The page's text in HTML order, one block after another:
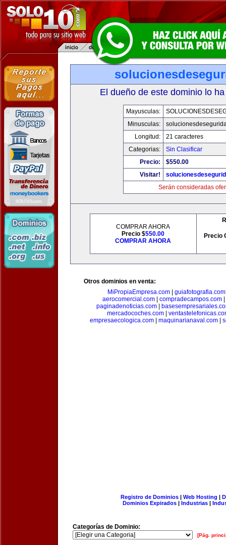
El dueño de este dominio lo
Mayusculas:
Minusculas:
Longitud:
21 caracteres
Categorias:
Sin Clasificar
Precio:
$550.00
Visitar!
Serán consideradas
COMPRAR AHORA
Precio $550.00
COMPRAR AHORA
Precio
Otros dominios en venta:
MiPropiaEmpresa.com
guiafotografia.com
aerocomercial.com| compradecampos.com|
paginadenoticias.com|
mercadocoches.com|
empresaecologica.com| maquinarianaval.com|
Registro de Dominios| Web Hosting |
Dominios Expirados | Industrias |
Categorías de Dominio:
[Pág.